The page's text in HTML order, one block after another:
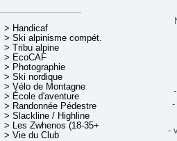
> Handicaf
> Ski alpinisme compét.
> Tribu alpine
> EcoCAF
> Photographie
> Ski nordique
> Vélo de Montagne
> École d'aventure
> Randonnée Pédestre
> Slackline / Highline
> Les Zwhenos (18-35+ ans)
> Vie du Club
-
-